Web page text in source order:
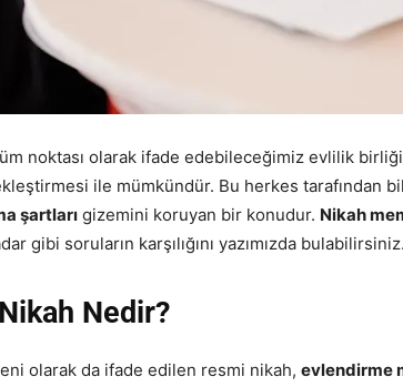
noktası olarak ifade edebileceğimiz evlilik
ile mümkündür. Bu herkes tarafından
şartları gizemini koruyan bir konudur. Nikah
gibi soruların karşılığını yazımızda bulabilirsiniz.
Nedir?
olarak da ifade edilen resmi nikah, evlendirme